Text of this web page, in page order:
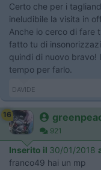
Certo che per i
ineludibile la visita in
Anche io cerco di fare
fatto tu di
quindi di nuovo bravo!
tempo per farlo.
DAVIDE
16
921
Inserito il 30/01/2018
franco49 hai un mp